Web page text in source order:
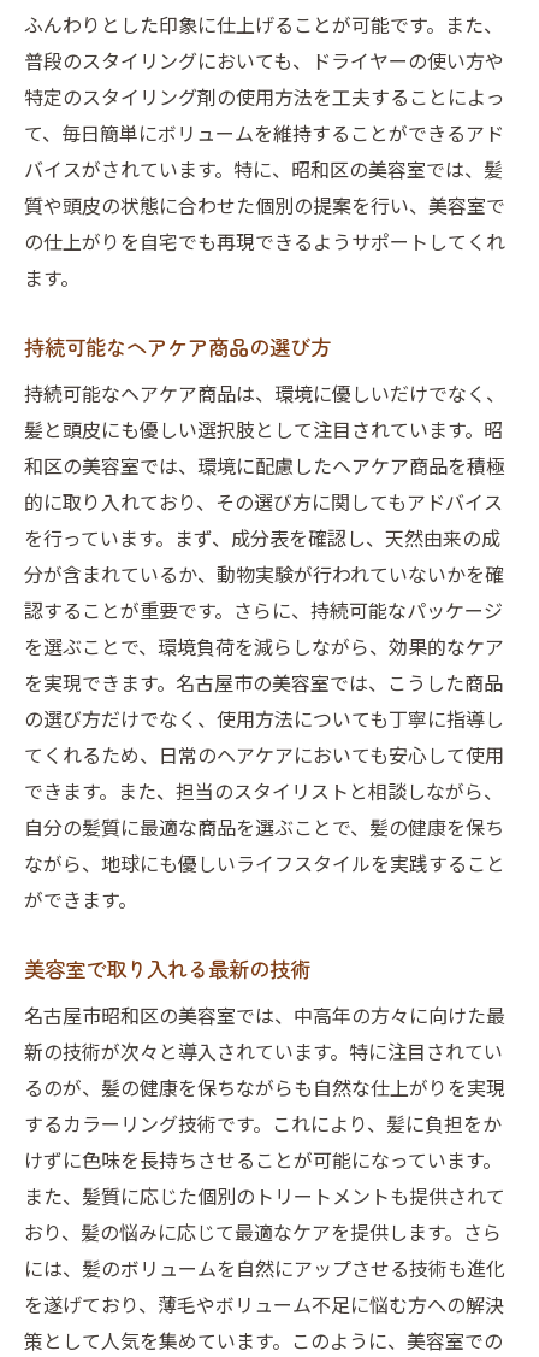
ふんわりとした印象に仕上げることが可能です。また、
普段のスタイリングにおいても、ドライヤーの使い方や
特定のスタイリング剤の使用方法を工夫することによっ
て、毎日簡単にボリュームを維持することができるアド
バイスがされています。特に、昭和区の美容室では、髪
質や頭皮の状態に合わせた個別の提案を行い、美容室で
の仕上がりを自宅でも再現できるようサポートしてくれ
ます。
持続可能なヘアケア商品の選び方
持続可能なヘアケア商品は、環境に優しいだけでなく、
髪と頭皮にも優しい選択肢として注目されています。昭
和区の美容室では、環境に配慮したヘアケア商品を積極
的に取り入れており、その選び方に関してもアドバイス
を行っています。まず、成分表を確認し、天然由来の成
分が含まれているか、動物実験が行われていないかを確
認することが重要です。さらに、持続可能なパッケージ
を選ぶことで、環境負荷を減らしながら、効果的なケア
を実現できます。名古屋市の美容室では、こうした商品
の選び方だけでなく、使用方法についても丁寧に指導し
てくれるため、日常のヘアケアにおいても安心して使用
できます。また、担当のスタイリストと相談しながら、
自分の髪質に最適な商品を選ぶことで、髪の健康を保ち
ながら、地球にも優しいライフスタイルを実践すること
ができます。
美容室で取り入れる最新の技術
名古屋市昭和区の美容室では、中高年の方々に向けた最
新の技術が次々と導入されています。特に注目されてい
るのが、髪の健康を保ちながらも自然な仕上がりを実現
するカラーリング技術です。これにより、髪に負担をか
けずに色味を長持ちさせることが可能になっています。
また、髪質に応じた個別のトリートメントも提供されて
おり、髪の悩みに応じて最適なケアを提供します。さら
には、髪のボリュームを自然にアップさせる技術も進化
を遂げており、薄毛やボリューム不足に悩む方への解決
策として人気を集めています。このように、美容室での